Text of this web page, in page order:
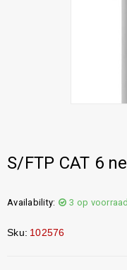
S/FTP CAT 6
Availability: 3 op
Sku: 102576